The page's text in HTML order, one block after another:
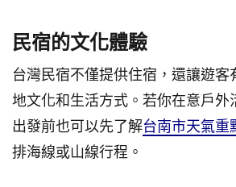
民宿的文化體驗
台灣民宿不僅提供住宿，還讓遊客
地文化和生活方式。若你在意戶外
出發前也可以先了解台南市天氣重
排海線或山線行程。